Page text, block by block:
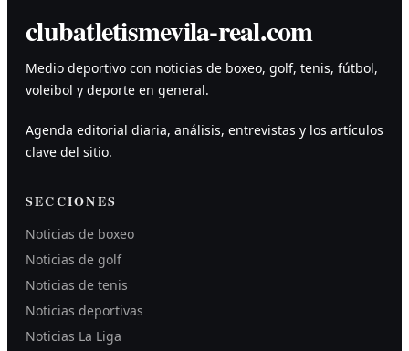
clubatletismevila-real.com
Medio deportivo con noticias de boxeo, golf, tenis, fútbol,
voleibol y deporte en general.
Agenda editorial diaria, análisis, entrevistas y los artículos
clave del sitio.
SECCIONES
Noticias de boxeo
Noticias de golf
Noticias de tenis
Noticias deportivas
Noticias La Liga